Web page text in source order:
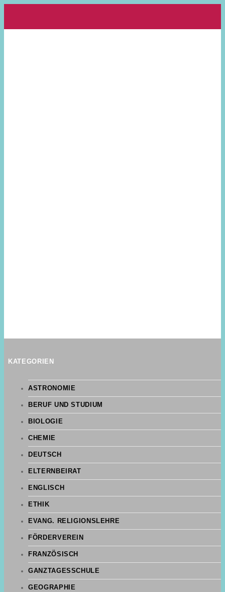
KATEGORIEN
ASTRONOMIE
BERUF UND STUDIUM
BIOLOGIE
CHEMIE
DEUTSCH
ELTERNBEIRAT
ENGLISCH
ETHIK
EVANG. RELIGIONSLEHRE
FÖRDERVEREIN
FRANZÖSISCH
GANZTAGESSCHULE
GEOGRAPHIE